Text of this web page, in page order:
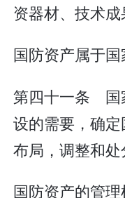
资器材、技术成
国防资产属于国
第四十一条 国
设的需要，确
布局，调整和处
国防资产的管